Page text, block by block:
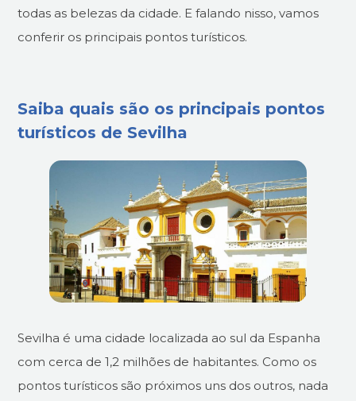
todas as belezas da cidade. E falando nisso, vamos
conferir os principais pontos turísticos.
Saiba quais são os principais pontos
turísticos de Sevilha
Sevilha é uma cidade localizada ao sul da Espanha
com cerca de 1,2 milhões de habitantes. Como os
pontos turísticos são próximos uns dos outros, nada